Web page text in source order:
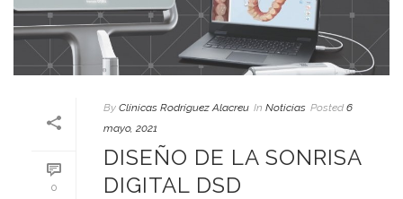
0
By Clínicas Rodríguez Alacreu In Noticias Posted 6
mayo, 2021
DISEÑO DE LA SONRISA
DIGITAL DSD